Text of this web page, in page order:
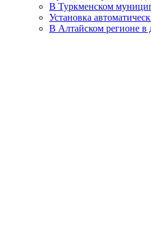
В Туркменском
Установка
В Алтайском регионе в